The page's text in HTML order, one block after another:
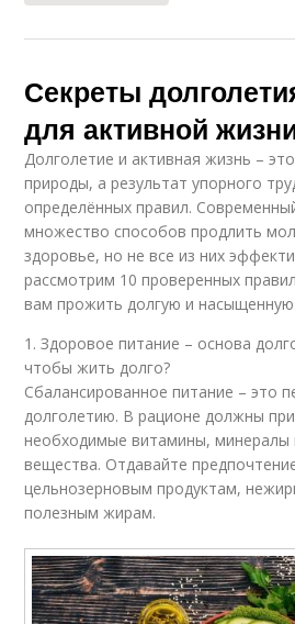
Секреты
для активной
Долголетие и активная жизнь –
природы, а результат упорного
определённых правил.
множество способов продлить
здоровье, но не все из них
рассмотрим 10 проверенных
вам прожить долгую и
1. Здоровое питание – основа
чтобы жить долго?
Сбалансированное питание – это
долголетию. В рационе должны
необходимые витамины, минералы
вещества. Отдавайте
цельнозерновым продуктам,
полезным жирам.